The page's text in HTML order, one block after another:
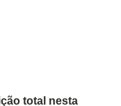
total nesta